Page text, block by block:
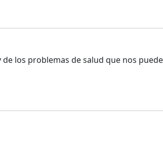
los problemas de salud que nos